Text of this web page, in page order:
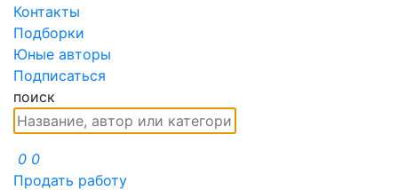
Контакты
Подборки
Юные авторы
Подписаться
поиск
0 0
Продать работу